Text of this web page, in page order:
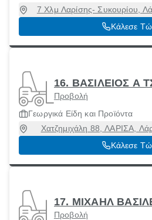
7 Χλμ Λαρίσης- Συκουρίου,
41222
Κάλεσε
16. ΒΑΣΙΛΕΙΟΣ Α
Προβολή
Γεωργικά Είδη και Προϊόντα
Χατζημιχάλη 88, ΛΑΡΙΣΑ,
41334
Κάλεσε
17. ΜΙΧΑΗΛ
Προβολή